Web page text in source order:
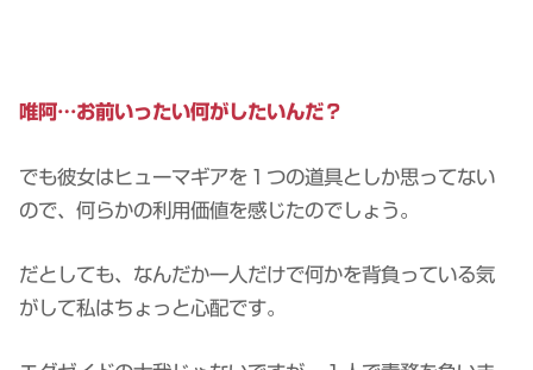
唯阿…お前いったい何がしたいんだ？
でも彼女はヒューマギアを１つの道具としか思ってない
ので、何らかの利用価値を感じたのでしょう。
だとしても、なんだか一人だけで何かを背負っている気
がして私はちょっと心配です。